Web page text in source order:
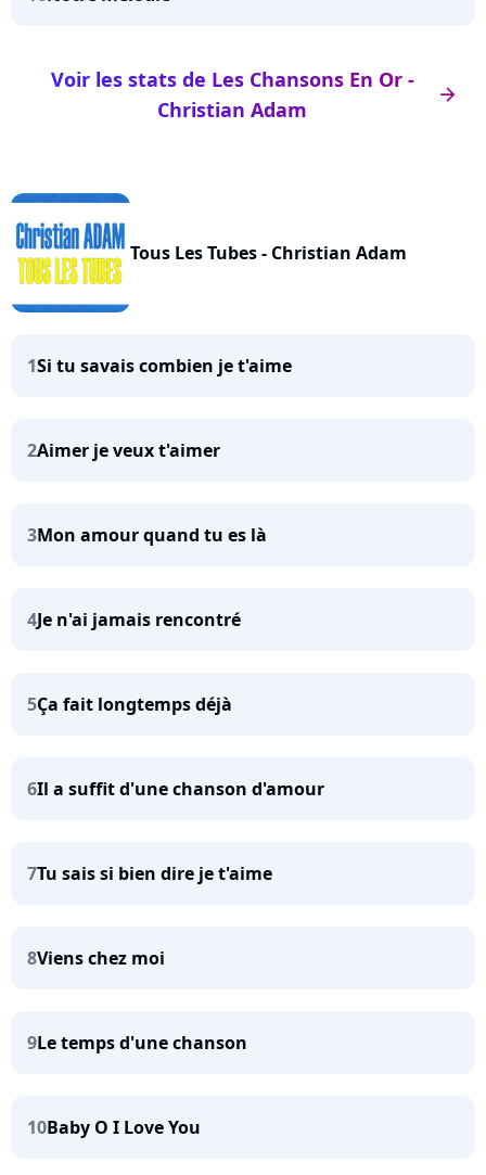
arrow_right
Voir les stats de Les Chansons En Or -
Christian Adam
Tous Les Tubes - Christian Adam
1Si tu savais combien je t'aime
2Aimer je veux t'aimer
3Mon amour quand tu es là
4Je n'ai jamais rencontré
5Ça fait longtemps déjà
6Il a suffit d'une chanson d'amour
7Tu sais si bien dire je t'aime
8Viens chez moi
9Le temps d'une chanson
10Baby O I Love You